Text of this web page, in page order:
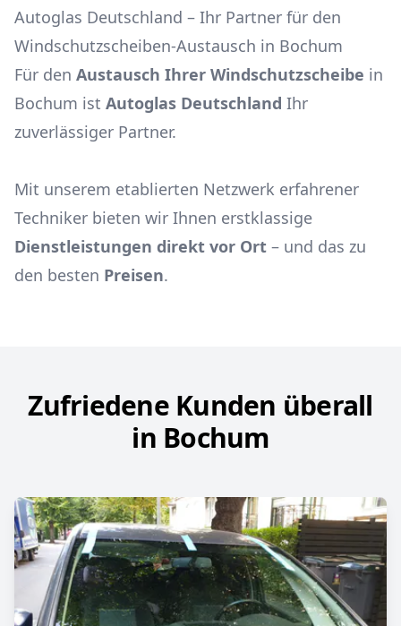
Autoglas Deutschland – Ihr Partner für den
Windschutzscheiben-Austausch in Bochum
Für den Austausch Ihrer Windschutzscheibe in
Bochum ist Autoglas Deutschland Ihr
zuverlässiger Partner.
Mit unserem etablierten Netzwerk erfahrener
Techniker bieten wir Ihnen erstklassige
Dienstleistungen direkt vor Ort – und das zu
den besten Preisen.
Zufriedene Kunden überall
in Bochum